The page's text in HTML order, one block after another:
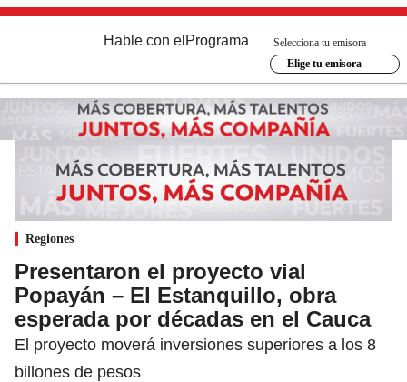
Hable con el Programa
Selecciona tu emisora
Elige tu emisora
Regiones
Presentaron el proyecto vial
Popayán – El Estanquillo, obra
esperada por décadas en el Cauca
El proyecto moverá inversiones superiores a los 8
billones de pesos